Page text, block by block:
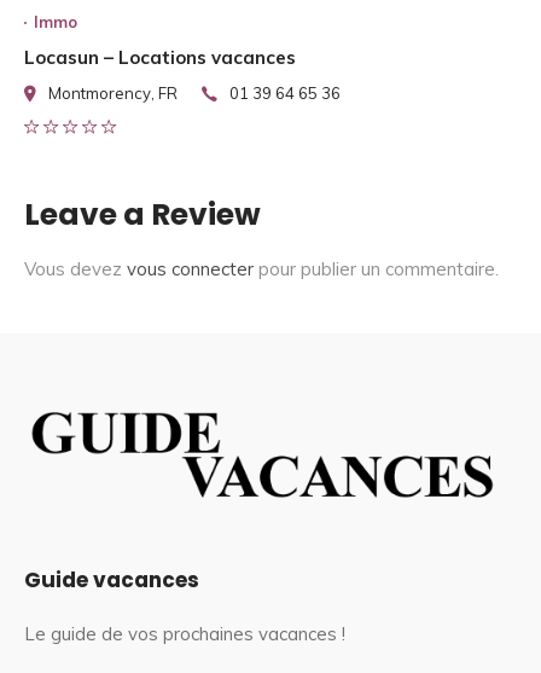
Immo
Locasun – Locations vacances
Montmorency, FR 01 39 64 65 36
Leave a Review
Vous devez vous connecter pour publier un commentaire.
Guide vacances
Le guide de vos prochaines vacances !